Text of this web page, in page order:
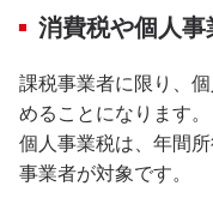
消費税や個人事
課税事業者に限り、
めることになります。
個人事業税は、年間
事業者が対象です。